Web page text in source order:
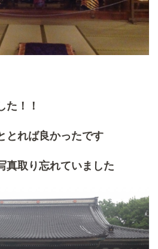
た！！
とれば良かったです
真取り忘れていました